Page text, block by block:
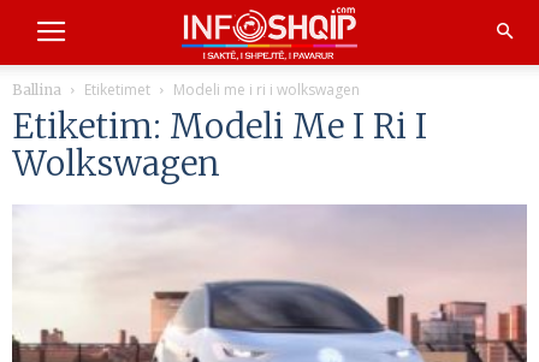
Ballina Etiketimet Modeli me i ri i wolkswagen
Etiketim: Modeli Me I Ri I
Wolkswagen